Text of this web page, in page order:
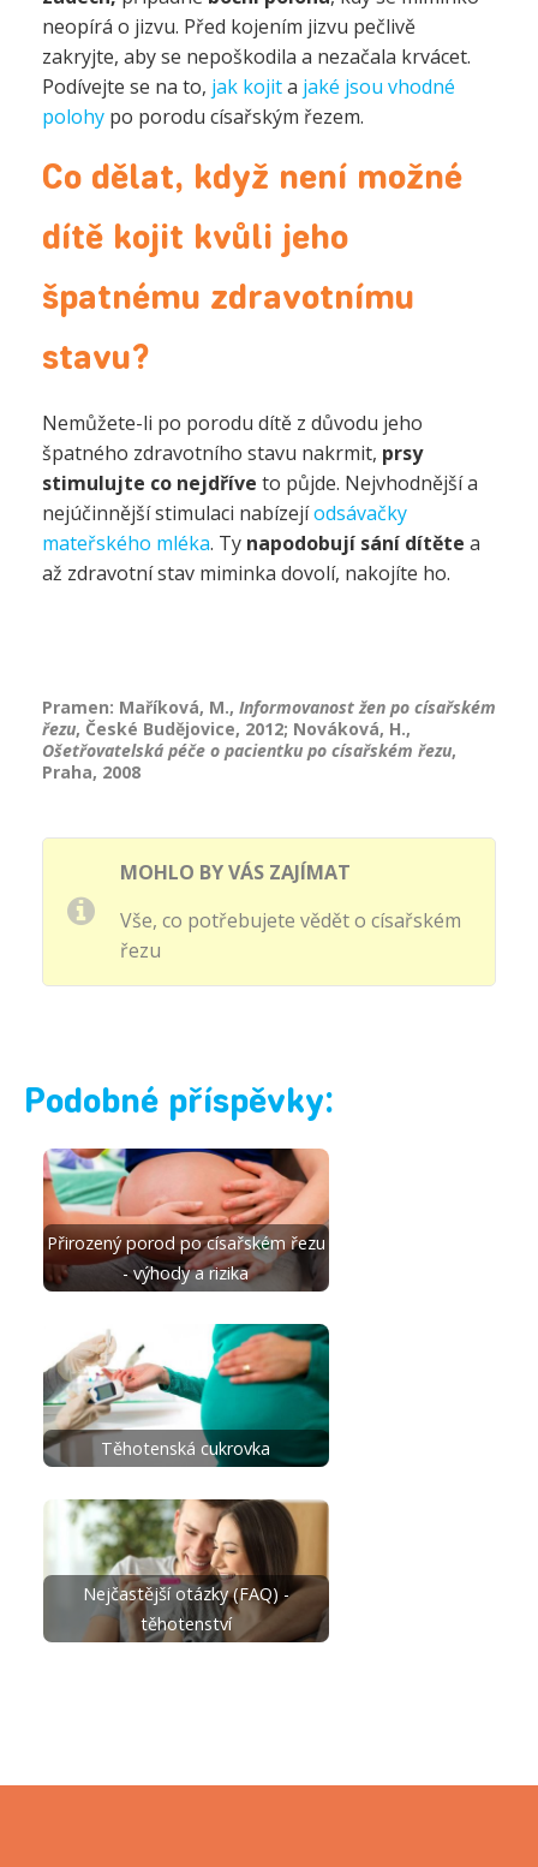
neopírá o jizvu. Před kojením jizvu pečlivě
zakryjte, aby se nepoškodila a nezačala krvácet.
Podívejte se na to, jak kojita jaké jsou vhodné
polohy po porodu císařským řezem.
Co dělat, když není možné
dítě kojit kvůli jeho
špatnému zdravotnímu
stavu?
Nemůžete-li po porodu dítě z důvodu jeho
špatného zdravotního stavu nakrmit, prsy
stimulujte co nejdříve to půjde. Nejvhodnější a
nejúčinnější stimulaci nabízejíodsávačky
mateřského mléka. Ty napodobují sání dítěte a
až zdravotní stav miminka dovolí, nakojíte ho.
Pramen: Maříková, M., Informovanost žen po císařském
řezu, České Budějovice, 2012; Nováková, H.,
Ošetřovatelská péče o pacientku po císařském řezu,
Praha, 2008
MOHLO BY VÁS ZAJÍMAT
Vše, co potřebujete vědět o císařském
řezu
Podobné příspěvky:
Přirozený porod po císařském řezu
- výhody a rizika
Těhotenská cukrovka
Nejčastější otázky (FAQ) -
těhotenství